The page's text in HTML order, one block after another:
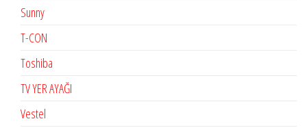
Sunny
T-CON
Toshiba
TV YER AYAĞI
Vestel